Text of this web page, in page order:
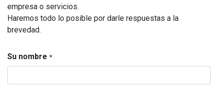
empresa o servicios.
Haremos todo lo posible por darle respuestas a la
brevedad.
Su nombre *